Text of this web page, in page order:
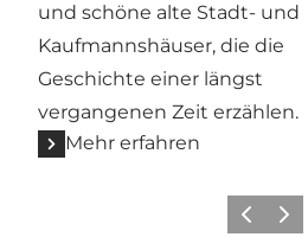
und schöne alte Stadt- und
Kaufmannshäuser, die die
Geschichte einer längst
vergangenen Zeit erzählen.
Mehr erfahren
ZurückWeiter